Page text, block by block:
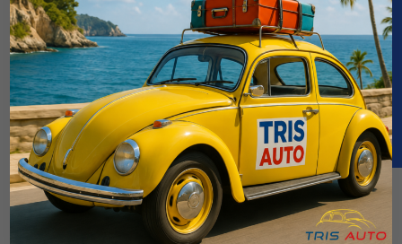
• Bauletto
• Freni a disco.
• Parabrezza
Veicoli simili